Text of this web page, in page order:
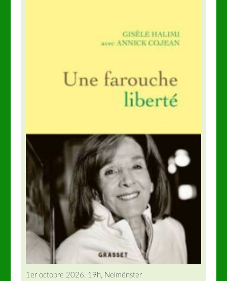
1er octobre 2026, 19h, Neimënster